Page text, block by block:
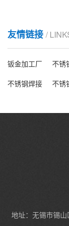
友情链接 /
钣金加工厂 不锈
不锈钢焊接
不锈
地址：无锡市锡山